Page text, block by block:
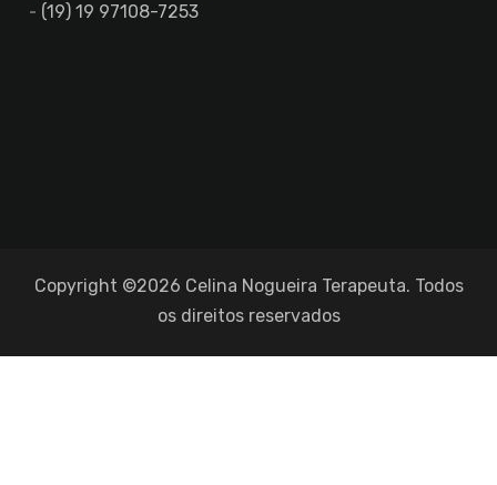
(19) 19 97108-7253
Copyright ©2026 Celina Nogueira Terapeuta. Todos
os direitos reservados